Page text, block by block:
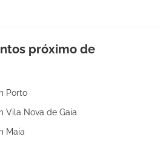
próximo de
Porto
Vila Nova de Gaia
Maia